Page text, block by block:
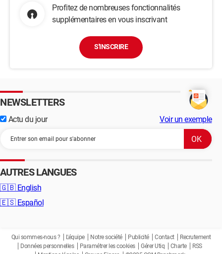
Profitez de nombreuses fonctionnalités
supplémentaires en vous inscrivant
S'INSCRIRE
NEWSLETTERS
Actu du jour Voir un exemple
AUTRES LANGUES
🇬🇧 English
🇪🇸 Español
Qui sommes-nous ? L'équipe Notre société Publicité Contact
Recrutement
Données personnelles
Paramétrer les cookies Gérer Utiq Charte
RSS